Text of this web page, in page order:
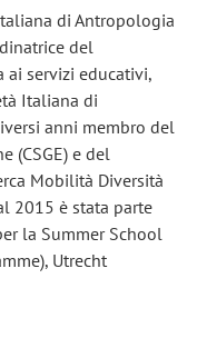
di Antropologia
del
servizi educativi,
Italiana di
anni membro del
(CSGE) e del
Mobilità Diversità
2015 è stata parte
la Summer School
Utrecht